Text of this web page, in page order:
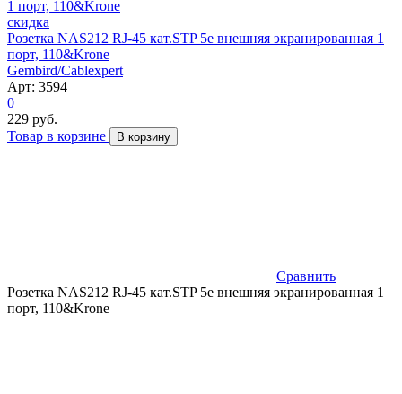
скидка
Розетка NAS212 RJ-45 кат.STP 5e внешняя экранированная 1
порт, 110&Krone
Gembird/Cablexpert
Арт: 3594
0
229 руб.
Товар в корзине
В корзину
Сравнить
Розетка NAS212 RJ-45 кат.STP 5e внешняя экранированная 1
порт, 110&Krone